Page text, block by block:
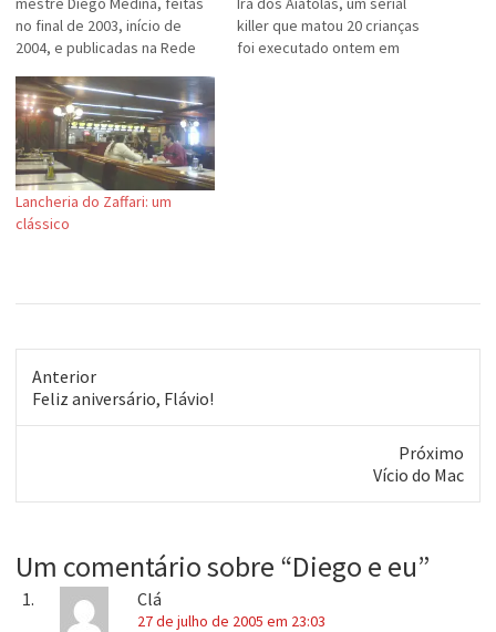
no final de 2003, início de
2004, e publicadas na Rede
marcando a passagem de sua
vida vintena para seu
amadurecimento trintonho.
Escuto e aconselho. Seu
Medinha é pródigo em…
killer que matou 20 crianças
foi executado ontem em
Lancheria do Zaffari: um
clássico
Anterior
Post
Feliz aniversário, Flávio!
Próximo
Vício do Mac
Um comentário sobre “Diego e eu”
Clá
27 de julho de 2005 em 23:03